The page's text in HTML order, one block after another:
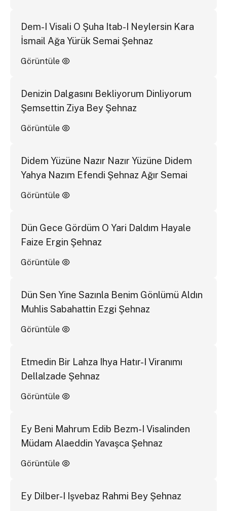
Dem-I Visali O Şuha Itab-I Neylersin Kara
İsmail Ağa Yürük Semai Şehnaz
Görüntüle
Denizin Dalgasını Bekliyorum Dinliyorum
Şemsettin Ziya Bey Şehnaz
Görüntüle
Didem Yüzüne Nazır Nazır Yüzüne Didem
Yahya Nazım Efendi Şehnaz Ağır Semai
Görüntüle
Dün Gece Gördüm O Yari Daldım Hayale
Faize Ergin Şehnaz
Görüntüle
Dün Sen Yine Sazınla Benim Gönlümü Aldın
Muhlis Sabahattin Ezgi Şehnaz
Görüntüle
Etmedin Bir Lahza Ihya Hatır-I Viranımı
Dellalzade Şehnaz
Görüntüle
Ey Beni Mahrum Edib Bezm-I Visalinden
Müdam Alaeddin Yavaşca Şehnaz
Görüntüle
Ey Dilber-I Işvebaz Rahmi Bey Şehnaz